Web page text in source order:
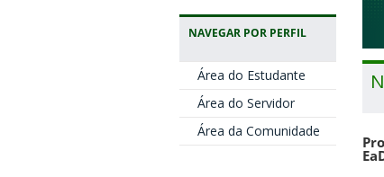
NAVEGAR POR PERFIL
Área do Estudante
Área do Servidor
Área da Comunidade